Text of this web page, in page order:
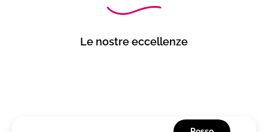
Le nostre eccellenze